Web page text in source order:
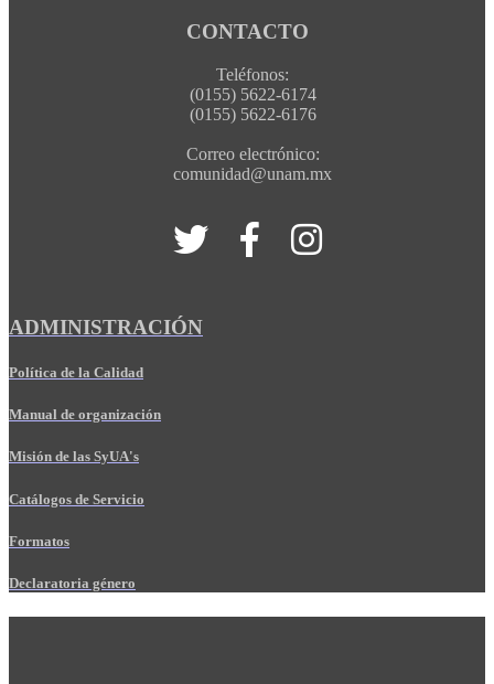
CONTACTO
Teléfonos:
(0155) 5622-6174
(0155) 5622-6176
Correo electrónico:
comunidad@unam.mx
ADMINISTRACIÓN
Política de la Calidad
Manual de organización
Misión de las SyUA's
Catálogos de Servicio
Formatos
Declaratoria género